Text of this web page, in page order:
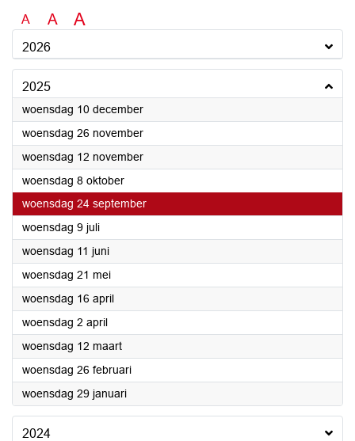
A A A
2026
2025
woensdag 10 december2025
woensdag 26 november2025
woensdag 12 november2025
woensdag 8 oktober2025
woensdag 24 september2025
woensdag 9 juli2025
woensdag 11 juni2025
woensdag 21 mei2025
woensdag 16 april2025
woensdag 2 april2025
woensdag 12 maart2025
woensdag 26 februari2025
woensdag 29 januari2025
2024